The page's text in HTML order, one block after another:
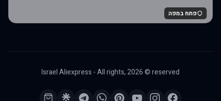
פתח במפה
Israel Aliexpress - All rights,2026© reserved